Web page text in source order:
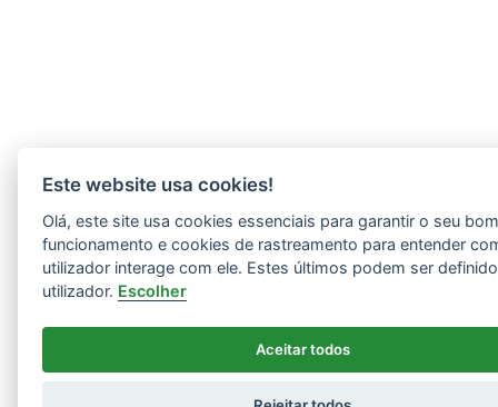
Este website usa cookies!
Olá, este site usa cookies essenciais para garantir o seu
funcionamento e cookies de rastreamento para entender
utilizador interage com ele. Estes últimos podem ser
utilizador. Escolher
Aceitar todos